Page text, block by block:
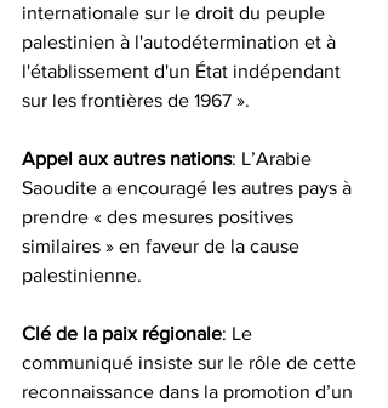
internationale sur le droit du peuple
palestinien à l'autodétermination et à
l'établissement d'un État indépendant
sur les frontières de 1967 ».
Appel aux autres nations: L’Arabie
Saoudite a encouragé les autres pays à
prendre « des mesures positives
similaires » en faveur de la cause
palestinienne.
Clé de la paix régionale: Le
communiqué insiste sur le rôle de cette
reconnaissance dans la promotion d’un